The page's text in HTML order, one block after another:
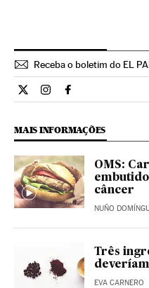
Receba o boletim do EL
Ciencia El País Brasil en
Ciencia El País Brasil
Ciencia El País
MAIS INFORMAÇÕES
OMS:
câncer
NUÑO
Três
EVA CARNERO